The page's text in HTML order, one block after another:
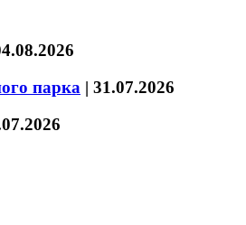
парка | 31.07.2026